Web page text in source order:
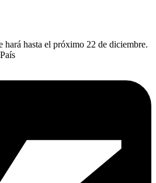
hará hasta el próximo 22 de diciembre.